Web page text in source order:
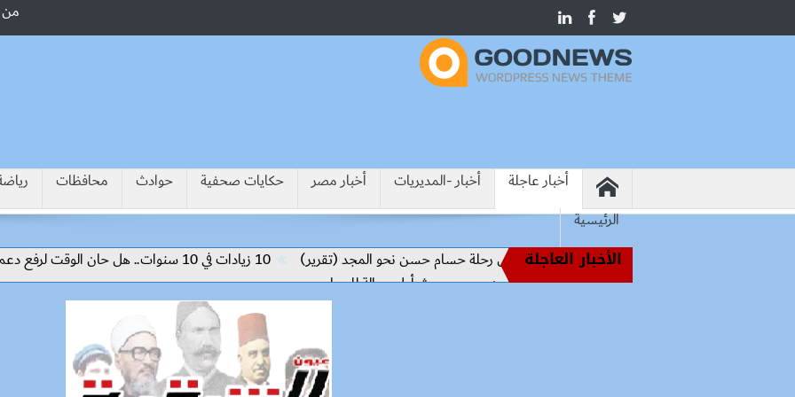
أخبار عاجلة أخبار -المديريات أخبار مصر حكايات صحفية حوادث محافظات
الرئيسية
الأخبار العاجلة
من أساطير الملاعب إلى قيادة الفراعنة.. كواليس رحلة حسام حسن نحو المجد (تقرير) 10 زيادات في 10 سنوات.. هل حان الوقت لرفع دعم البنزين نهائيا؟
رسميًا.. محمد صلاح يرتدي الرقم 10 مع طرابزون سبور ويبعث أول رسالة للجماهير